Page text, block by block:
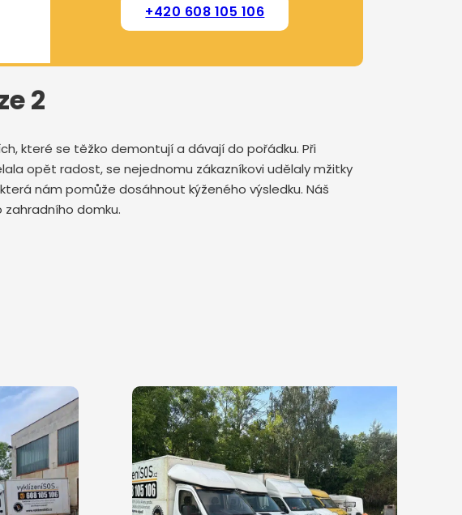
+420 608 105 106
2
které se těžko demontují a dávají do pořádku. Při
opět radost, se nejednomu zákazníkovi udělaly mžitky
nám pomůže dosáhnout kýženého výsledku. Náš
domku.